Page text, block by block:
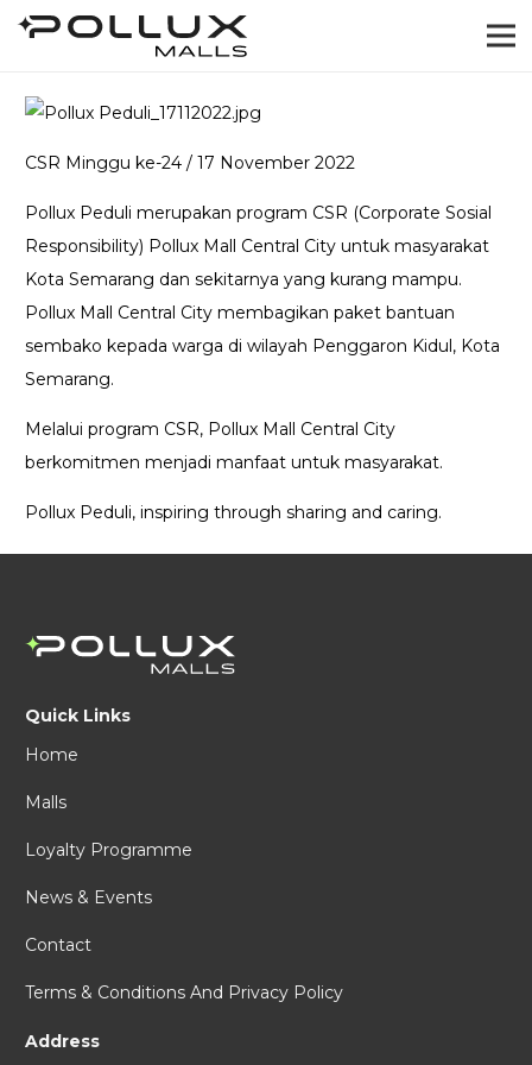
CSR Minggu ke-24 / 17 November 2022
Pollux Peduli merupakan program CSR (Corporate Sosial
Responsibility) Pollux Mall Central City untuk masyarakat
Kota Semarang dan sekitarnya yang kurang mampu.
Pollux Mall Central City membagikan paket bantuan
sembako kepada warga di wilayah Penggaron Kidul, Kota
Semarang.
Melalui program CSR, Pollux Mall Central City
berkomitmen menjadi manfaat untuk masyarakat.
Pollux Peduli, inspiring through sharing and caring.
Quick Links
Home
Malls
Loyalty Programme
News & Events
Contact
Terms & Conditions And Privacy Policy
Address